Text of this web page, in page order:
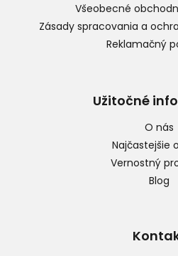
Všeobecné
Zásady spracovania a
Reklamačný
Užitočné
O nás
Najčastejšie
Vernostný
Blog